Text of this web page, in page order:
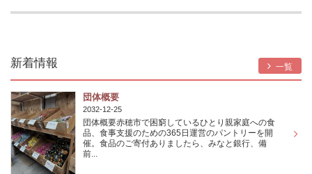
新着情報 一覧
団体概要
2032-12-25
団体概要赤穂市で困窮しているひとり親家庭への食
品、食事支援のための365日運営のパントリーを開
催。食品のご寄付ありましたら、みなと銀行、備
前...